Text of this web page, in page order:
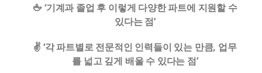
🖕 ‘기계과 졸업 후 이렇게 다양한 파트에 지원할 수
있다는 점’
✌️ ‘각 파트별로 전문적인 인력들이 있는 만큼, 업무
를 넓고 깊게 배울 수 있다는 점’